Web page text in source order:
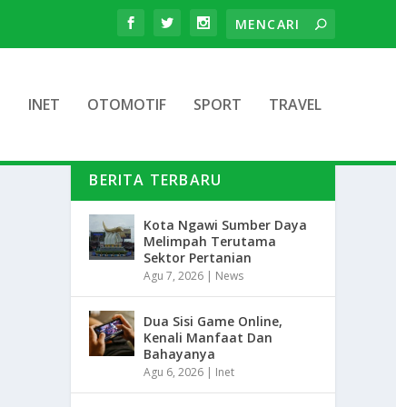
INET OTOMOTIF SPORT TRAVEL
BERITA TERBARU
Kota Ngawi Sumber Daya
Melimpah Terutama
Sektor Pertanian
Agu 7, 2026 | News
Dua Sisi Game Online,
Kenali Manfaat Dan
Bahayanya
Agu 6, 2026 | Inet